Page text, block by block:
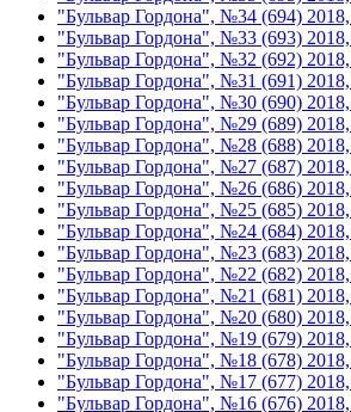
"Бульвар Гордона", №34 (694) 2018,
"Бульвар Гордона", №33 (693) 2018,
"Бульвар Гордона", №32 (692) 2018,
"Бульвар Гордона", №31 (691) 2018,
"Бульвар Гордона", №30 (690)
"Бульвар Гордона", №29 (689)
"Бульвар Гордона", №28 (688)
"Бульвар Гордона", №27 (687)
"Бульвар Гордона", №26 (686)
"Бульвар Гордона", №25 (685)
"Бульвар Гордона", №24 (684)
"Бульвар Гордона", №23 (683)
"Бульвар Гордона", №22 (682)
"Бульвар Гордона", №21 (681)
"Бульвар Гордона", №20 (680)
"Бульвар Гордона", №19 (679)
"Бульвар Гордона", №18 (678)
"Бульвар Гордона", №17 (677) 2018,
"Бульвар Гордона", №16 (676) 2018,